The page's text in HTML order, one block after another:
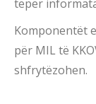
tëpër
Komponentët
për MIL të
shfrytëzohen.